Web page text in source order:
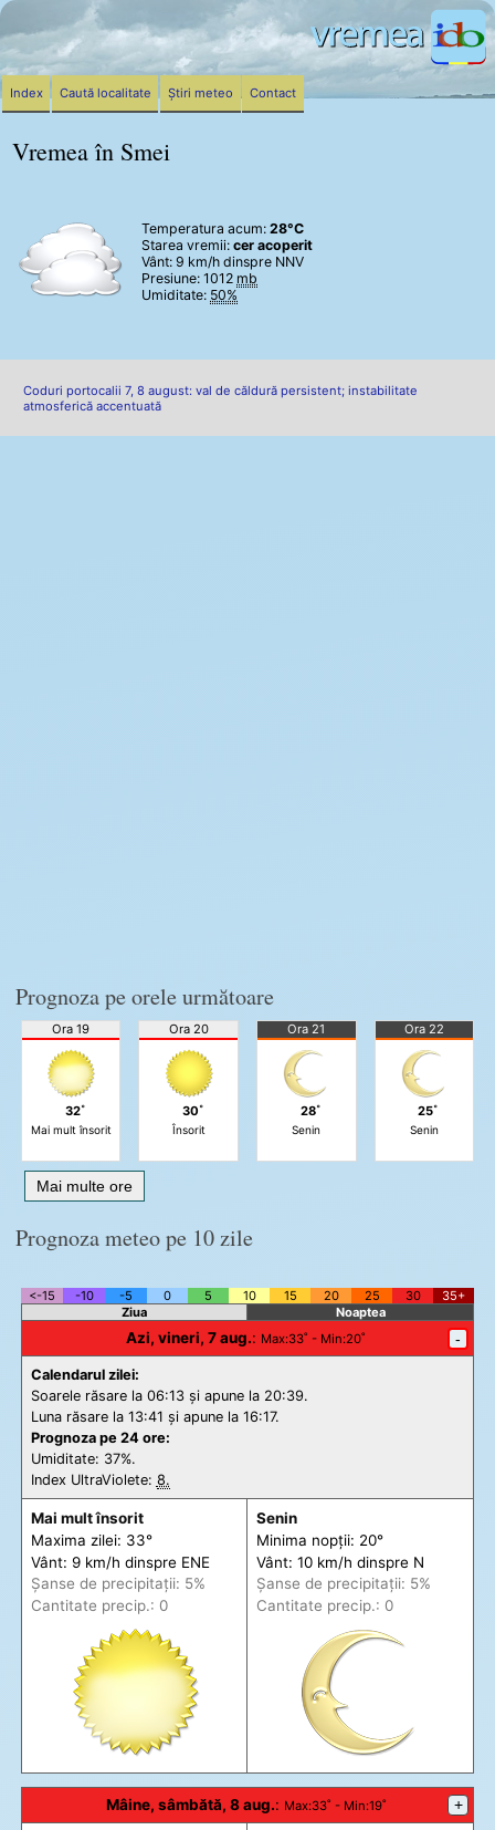
Vremea în Smei
Temperatura acum: 28°C
Starea vremii: cer acoperit
Vânt: 9 km/h dinspre NNV
Presiune: 1012 mb
Umiditate: 50%
Coduri portocalii 7, 8 august: val de căldură persistent; instabilitate
atmosferică accentuată
Prognoza pe orele următoare
Ora 19
32˚
Mai mult însorit
Ora 20
30˚
Însorit
Ora 21
28˚
Senin
Ora 22
25˚
Senin
Mai multe ore
Prognoza meteo pe 10 zile
<-15 -10 -5 0 5 10 15 20 25 30
35+
Ziua
Noaptea
Azi, vineri, 7 aug.: Max:33˚ - Min:20˚ -
Calendarul zilei:
Soarele răsare la 06:13 și apune la 20:39.
Luna răsare la 13:41 și apune la 16:17.
Prognoza pe 24 ore:
Umiditate: 37%.
Index UltraViolete: 8.
Mai mult însorit
Maxima zilei: 33°
Vânt: 9 km/h dinspre ENE
Șanse de precipitații: 5%
Cantitate precip.: 0
Senin
Minima nopții: 20°
Vânt: 10 km/h dinspre N
Șanse de precipitații: 5%
Cantitate precip.: 0
Mâine, sâmbătă, 8 aug.: Max:33˚ - Min:19˚ +
Index Caută localitate Știri meteo Contact